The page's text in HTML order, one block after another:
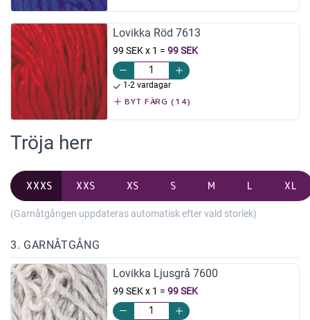
Lovikka Röd 7613
99 SEK x 1 = 99 SEK
1-2 vardagar
BYT FÄRG (14)
Tröja herr
XXXS XXS XS S M L XL
(Garnåtgången uppdateras automatisk efter vald storlek)
3. GARNÅTGÅNG
Lovikka Ljusgrå 7600
99 SEK x 1 = 99 SEK